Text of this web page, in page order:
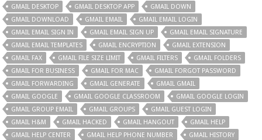
GMAIL DESKTOP
GMAIL DESKTOP APP
GMAIL DOWN
GMAIL DOWNLOAD
GMAIL EMAIL
GMAIL EMAIL LOGIN
GMAIL EMAIL SIGN IN
GMAIL EMAIL SIGN UP
GMAIL EMAIL SIGNATURE
GMAIL EMAIL TEMPLATES
GMAIL ENCRYPTION
GMAIL EXTENSION
GMAIL FAX
GMAIL FILE SIZE LIMIT GMAIL FILTERS
GMAIL FOLDERS
GMAIL FOR BUSINESS
GMAIL FOR MAC
GMAIL FORGOT PASSWORD
GMAIL FORWARDING
GMAIL GENERATE
GMAIL GMAIL
GMAIL GOOGLE
GMAIL GOOGLE CLASSROOM
GMAIL GOOGLE LOGIN
GMAIL GROUP EMAIL
GMAIL GROUPS
GMAIL GUEST LOGIN
GMAIL H&M
GMAIL HACKED GMAIL HANGOUT
GMAIL HELP
GMAIL HELP CENTER
GMAIL HELP PHONE NUMBER
GMAIL HISTORY